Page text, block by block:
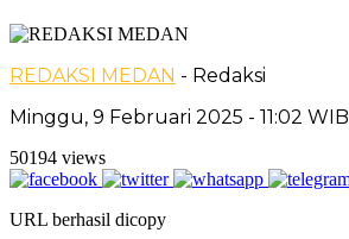
REDAKSI MEDAN - Redaksi
Minggu, 9 Februari 2025 - 11:02 WIB
50194 views
URL berhasil dicopy